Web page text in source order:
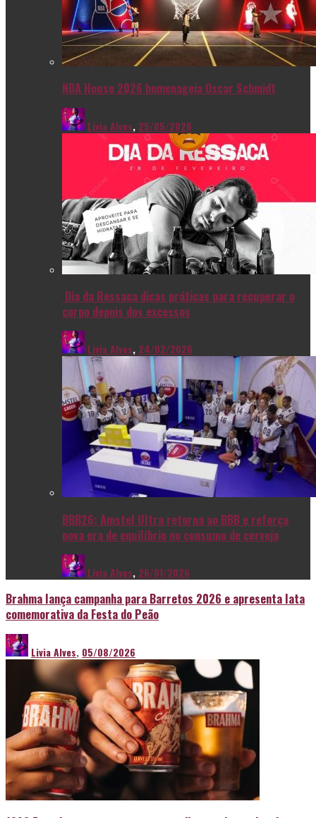
NBA House 2026 homenageia Oscar Schmidt
Livia Alves, 25/05/2026
Dia da Ressaca dicas práticas para recuperar o
corpo depois dos excessos
Livia Alves, 24/02/2026
BBB26: Amstel Ultra retorna ao BBB e reforça
nova era de equilíbrio no consumo de cerveja
Livia Alves, 26/01/2026
Brahma lança campanha para Barretos 2026 e apresenta lata
comemorativa da Festa do Peão
Livia Alves, 05/08/2026